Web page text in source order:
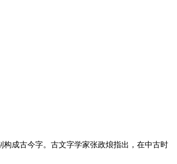
成古今字。古文字学家张政烺指出，在中古时